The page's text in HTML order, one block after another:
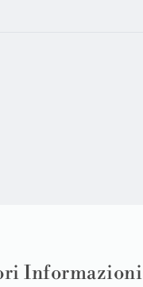
Informazioni